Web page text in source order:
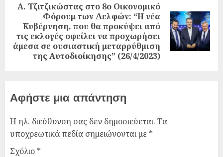
Α. Τζιτζικώστας στο 8ο Οικονομικό
Φόρουμ των Δελφών: “Η νέα
Κυβέρνηση, που θα προκύψει από
τις εκλογές οφείλει να προχωρήσει
άμεσα σε ουσιαστική μεταρρύθμιση
της Αυτοδιοίκησης” (26/4/2023)
Αφήστε μια απάντηση
Η ηλ. διεύθυνση σας δεν δημοσιεύεται. Τα
υποχρεωτικά πεδία σημειώνονται με *
Σχόλιο *